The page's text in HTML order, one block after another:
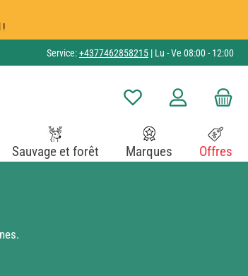
!
Service:+4377462858215 | Lu - Ve 08:00 - 12:00
Vous avez 0 articles dans
Sauvage et forêt Marques Offres